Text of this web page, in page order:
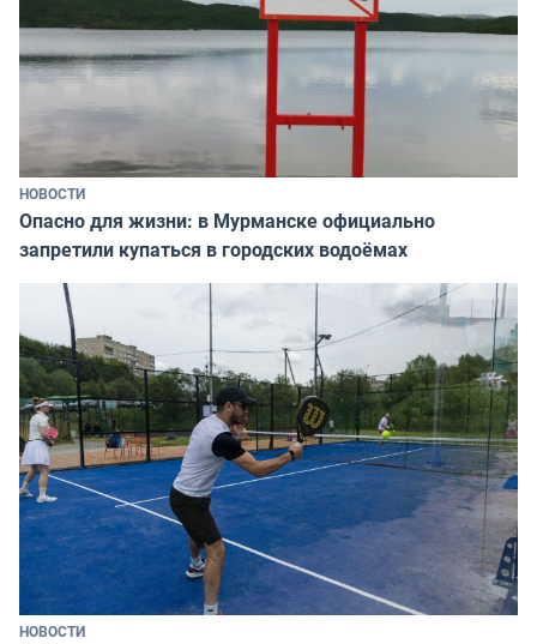
НОВОСТИ
Опасно для жизни: в Мурманске официально
запретили купаться в городских водоёмах
НОВОСТИ